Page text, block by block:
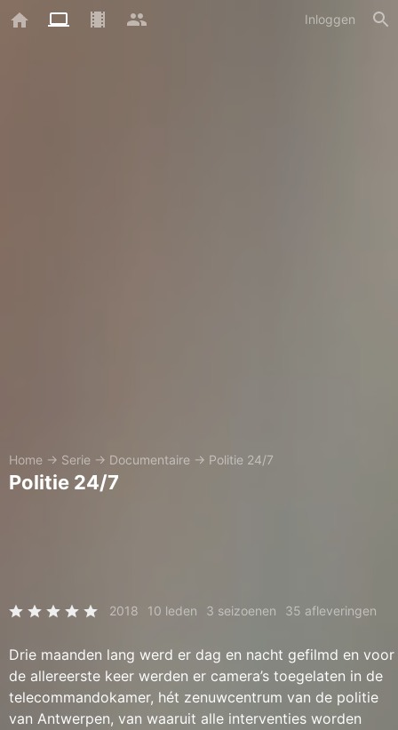
Inloggen
Home → Serie → Documentaire → Politie 24/7
Politie 24/7
2018 10 leden 3 seizoenen 35 afleveringen
Drie maanden lang werd er dag en nacht gefilmd en voor
de allereerste keer werden er camera’s toegelaten in de
telecommandokamer, hét zenuwcentrum van de politie
van Antwerpen, van waaruit alle interventies worden